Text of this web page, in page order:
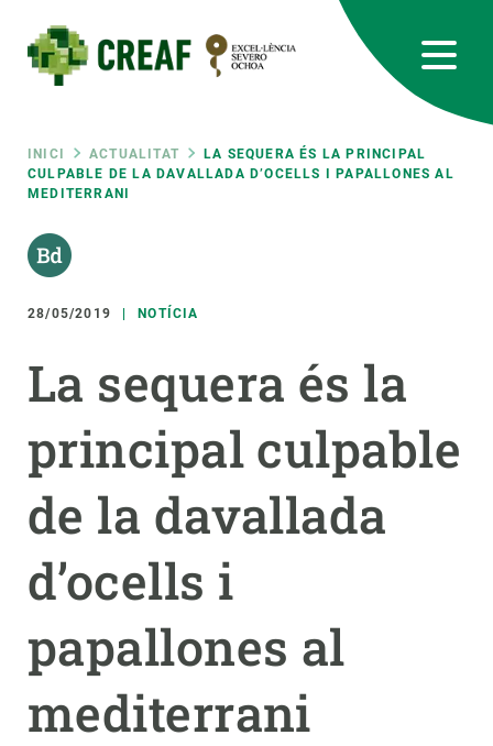
contingut
Fil
d'ariadna
INICI ACTUALITAT
LA SEQUERA ÉS LA PRINCIPAL
CULPABLE DE LA DAVALLADA D’OCELLS I PAPALLONES AL
MEDITERRANI
28/05/2019 NOTÍCIA
La sequera és la
principal culpable
de la davallada
d’ocells i
papallones al
mediterrani
RRSS
Featured
responsive
Responsive
menu
RECERCA
CIÈNCIA EN ACCIÓ
NOTÍCIES I AGENDA